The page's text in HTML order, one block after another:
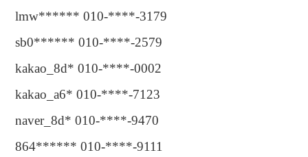
lmw****** 010-****-3179
sb0****** 010-****-2579
kakao_8d* 010-****-0002
kakao_a6* 010-****-7123
naver_8d* 010-****-9470
864****** 010-****-9111